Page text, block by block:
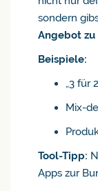
sondern
Angebot
Beispiele:
„3 für
Mix-
Tool-Tipp:
Apps zur